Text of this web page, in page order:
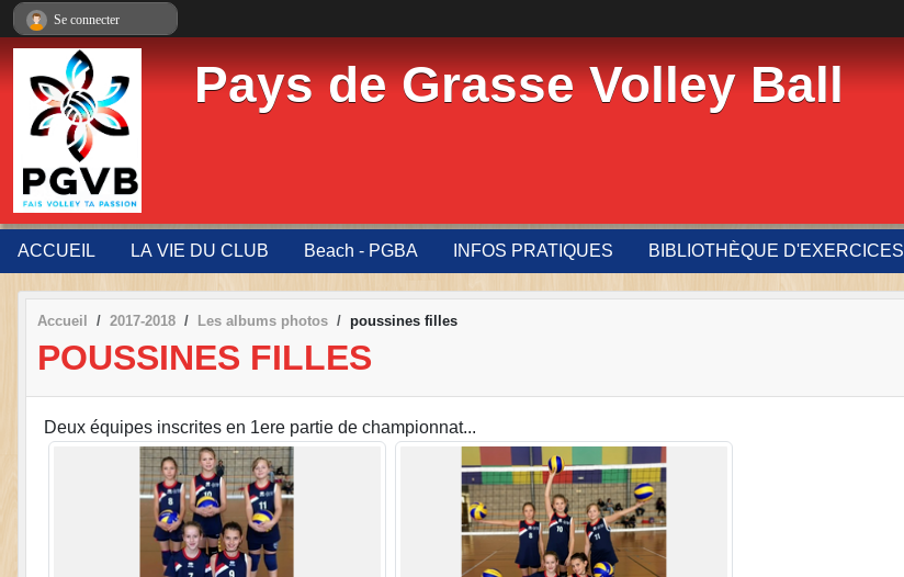
Pays de Grasse Volley Ball
ACCUEIL LA VIE DU CLUB Beach - PGBA INFOS PRATIQUES BIBLIOTHÈQUE D'EXERCICES
Accueil 2017-2018 Les albums photos poussines filles
POUSSINES FILLES
Deux équipes inscrites en 1ere partie de championnat...
Se connecter
Panneau de gestion des cookies